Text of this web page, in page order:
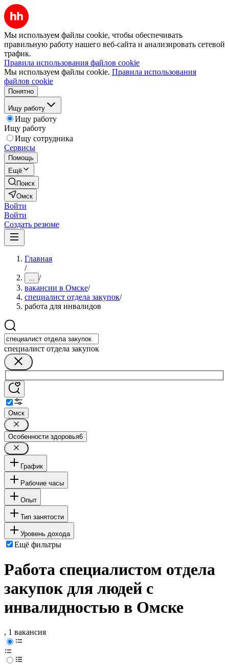
Мы используем файлы cookie, чтобы обеспечивать
правильную работу нашего веб-сайта и анализировать сетевой
трафик.
Правила использования файлов cookie
Мы используем файлы cookie. Правила использования
файлов cookie
Понятно
Ищу работу
Ищу работу
Ищу работу
Ищу сотрудника
Сервисы
Помощь
Ещё
Поиск
Омск
Войти
Войти
Создать резюме
Главная
/
... /
вакансии в Омске/
специалист отдела закупок/
работа для инвалидов
специалист отдела закупок
Омск
Особенности здоровья6
График
Рабочие часы
Опыт
Тип занятости
Уровень дохода
Ещё фильтры
Работа специалистом отдела
закупок для людей с
инвалидностью в Омске
, 1 вакансия